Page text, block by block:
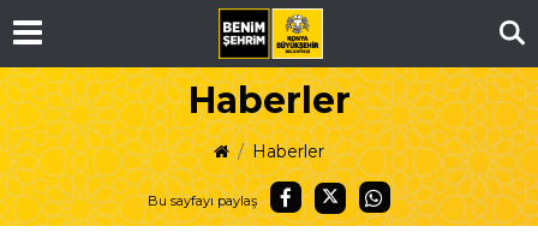
Haberler
Haberler
Bu sayfayı paylaş